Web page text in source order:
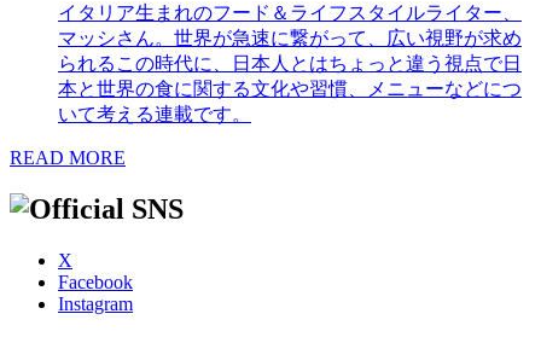
イタリア生まれのフード＆ライフスタイルライター、
マッシさん。世界が急速に繋がって、広い視野が求め
られるこの時代に、日本人とはちょっと違う視点で日
本と世界の食に関する文化や習慣、メニューなどにつ
いて考える連載です。
READ MORE
X
Facebook
Instagram